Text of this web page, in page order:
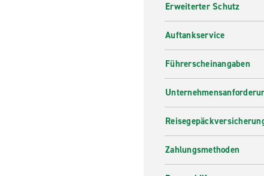
Erweiterter Schutz
Auftankservice
Führerscheinangaben
Zahlungsmethoden